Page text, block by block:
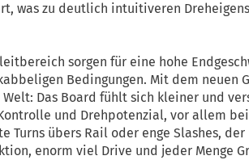
was zu deutlich intuitiveren
sorgen für eine hohe
Bedingungen. Mit dem neuen
Das Board fühlt sich kleiner und
und Drehpotenzial, vor allem bei
Turns übers Rail oder enge Slashes, der
enorm viel Drive und jeder Menge